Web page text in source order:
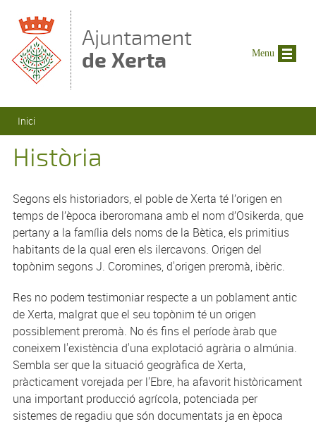
Ajuntament
de Xerta
Esteu aquí
Inici
Història
Segons els historiadors, el poble de Xerta té l’origen en
temps de l’època iberoromana amb el nom d’Osikerda, que
pertany a la família dels noms de la Bètica, els primitius
habitants de la qual eren els ilercavons. Origen del
topònim segons J. Coromines, d'origen preromà, ibèric.
Res no podem testimoniar respecte a un poblament antic
de Xerta, malgrat que el seu topònim té un origen
possiblement preromà. No és fins el període àrab que
coneixem l'existència d'una explotació agrària o almúnia.
Sembla ser que la situació geogràfica de Xerta,
pràcticament vorejada per l'Ebre, ha afavorit històricament
una important producció agrícola, potenciada per
sistemes de regadiu que són documentats ja en època
Menu